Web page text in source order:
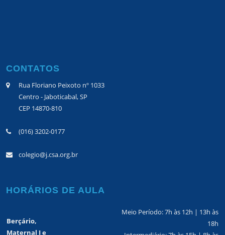
CONTATOS
Rua Floriano Peixoto nº 1033
Centro - Jaboticabal, SP
CEP 14870-810
(016) 3202-0177
colegio@j.csa.org.br
HORÁRIOS DE AULA
Berçário,
Maternal I e
Meio Período: 7h às 12h | 13h às
18h